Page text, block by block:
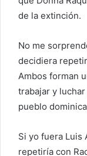
de la extinción.
No me
decidiera
Ambos forman
trabajar y
pueblo
Si yo fuera Luis
repetiría con